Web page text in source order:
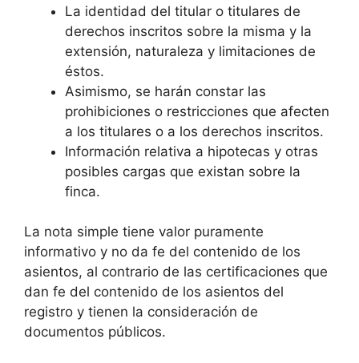
La identidad del titular o titulares de
derechos inscritos sobre la misma y la
extensión, naturaleza y limitaciones de
éstos.
Asimismo, se harán constar las
prohibiciones o restricciones que afecten
a los titulares o a los derechos inscritos.
Información relativa a hipotecas y otras
posibles cargas que existan sobre la
finca.
La nota simple tiene valor puramente
informativo y no da fe del contenido de los
asientos, al contrario de las certificaciones que
dan fe del contenido de los asientos del
registro y tienen la consideración de
documentos públicos.